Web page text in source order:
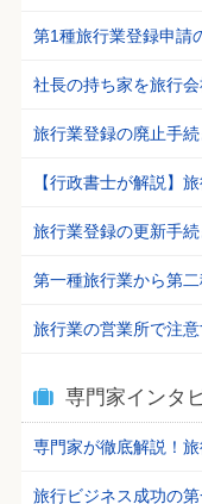
第1種旅行業登録申請
社長の持ち家を旅行
旅行業登録の廃止手続
【行政書士が解説】
旅行業登録の更新手
第一種旅行業から第
旅行業の営業所で注
専門家インタ
専門家が徹底解説！
旅行ビジネス成功の